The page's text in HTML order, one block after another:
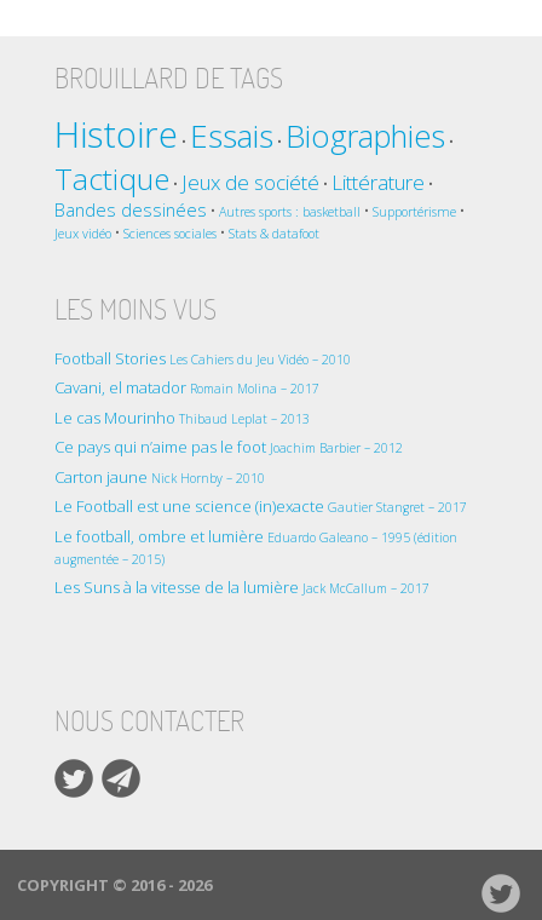
BROUILLARD DE TAGS
Histoire • Essais • Biographies •
Tactique • Jeux de société • Littérature •
Bandes dessinées • Autres sports : basketball • Supportérisme•
Jeux vidéo• Sciences sociales• Stats & datafoot
LES MOINS VUS
Football Stories Les Cahiers du Jeu Vidéo – 2010
Cavani, el matador Romain Molina – 2017
Le cas Mourinho Thibaud Leplat – 2013
Ce pays qui n’aime pas le foot Joachim Barbier – 2012
Carton jaune Nick Hornby – 2010
Le Football est une science (in)exacte Gautier Stangret – 2017
Le football, ombre et lumière Eduardo Galeano – 1995 (édition
augmentée – 2015)
Les Suns à la vitesse de la lumière Jack McCallum – 2017
NOUS CONTACTER
COPYRIGHT © 2016 - 2026